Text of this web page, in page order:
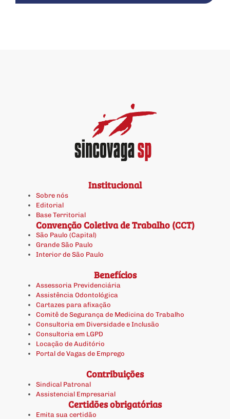
Institucional
Sobre nós
Editorial
Base Territorial
Convenção Coletiva de Trabalho (CCT)
São Paulo (Capital)
Grande São Paulo
Interior de São Paulo
Benefícios
Assessoria Previdenciária
Assistência Odontológica
Cartazes para afixação
Comitê de Segurança de Medicina do Trabalho
Consultoria em Diversidade e Inclusão
Consultoria em LGPD
Locação de Auditório
Portal de Vagas de Emprego
Contribuições
Sindical Patronal
Assistencial Empresarial
Certidões obrigatórias
Emita sua certidão